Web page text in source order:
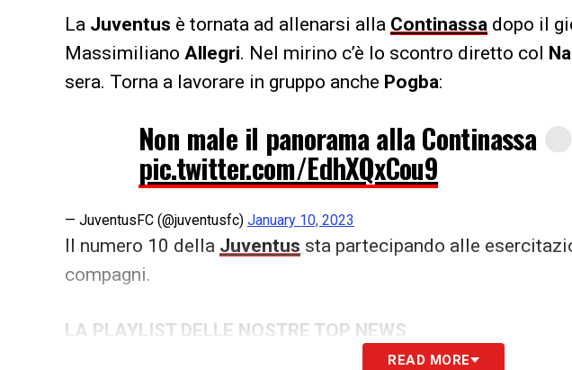
La Juventus è tornata ad allenarsi alla Continassa dopo il
Massimiliano Allegri. Nel mirino c’è lo scontro diretto col
sera. Torna a lavorare in gruppo anche Pogba:
Non male il panorama alla Continassa
pic.twitter.com/EdhXQxCou9
— JuventusFC (@juventusfc) January 10, 2023
Il numero 10 della Juventus sta partecipando alle
compagni.
LA PLAYLIST DELLE NOSTRE TOP NEWS
READ MORE